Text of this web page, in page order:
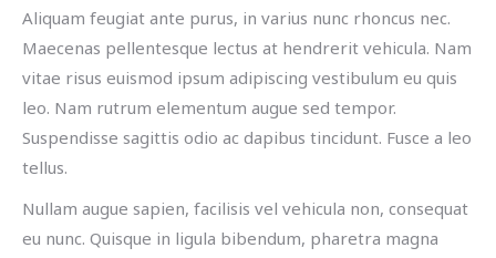
Aliquam feugiat ante purus, in varius nunc rhoncus nec.
Maecenas pellentesque lectus at hendrerit vehicula. Nam
vitae risus euismod ipsum adipiscing vestibulum eu quis
leo. Nam rutrum elementum augue sed tempor.
Suspendisse sagittis odio ac dapibus tincidunt. Fusce a leo
tellus.
Nullam augue sapien, facilisis vel vehicula non, consequat
eu nunc. Quisque in ligula bibendum, pharetra magna